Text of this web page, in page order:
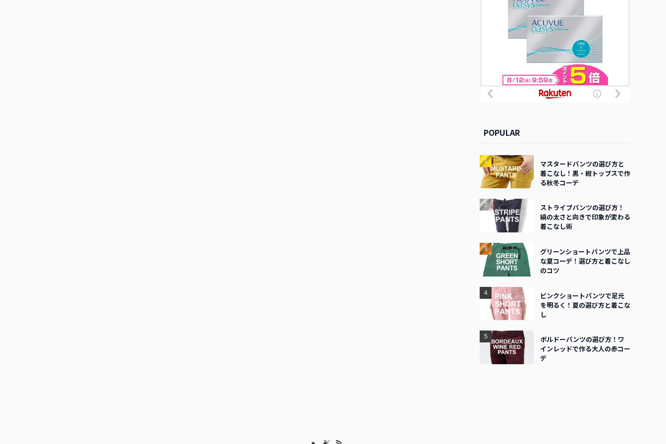
POPULAR
マスタードパンツの選び方と
着こなし！黒・紺トップスで作
る秋冬コーデ
ストライプパンツの選び方！
縞の太さと向きで印象が変わる
着こなし術
グリーンショートパンツで上品
な夏コーデ！選び方と着こなし
のコツ
ピンクショートパンツで足元
を明るく！夏の選び方と着こな
し
ボルドーパンツの選び方！ワ
インレッドで作る大人の赤コー
デ